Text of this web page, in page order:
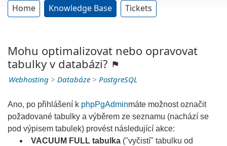
Home Knowledge Base Tickets
Mohu optimalizovat nebo opravovat
tabulky v databázi?
Webhosting > Databáze > PostgreSQL
Ano, po přihlášení k phpPgAdminmáte možnost označit
požadované tabulky a výběrem ze seznamu (nachází se
pod výpisem tabulek) provést následující akce:
VACUUM FULL tabulka ("vyčistí" tabulku od